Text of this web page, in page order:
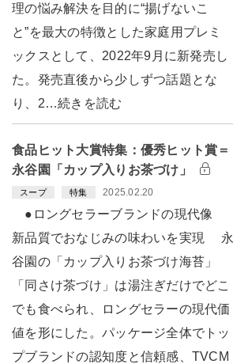
理の悩み解決を目的に“揚げないこ
と”を最大の特徴とした家庭用プレミ
ックスとして、2022年9月に新発売し
た。発売直後から少しずつ話題とな
り、2…続きを読む
食品ヒット大賞特集：優秀ヒット賞＝
永谷園「カップ入りお茶づけ」
スープ 特集 2025.02.20
●ロングセラーブランドの現代像
新品質でおなじみの味わいを実現 永
谷園の「カップ入りお茶づけ海苔」
「同さけ茶づけ」は湯注ぎだけでどこ
でも食べられ、ロングセラーの現代価
値を形にした。パッケージ全体でトッ
プブランドの認知度と信頼感、TVCM